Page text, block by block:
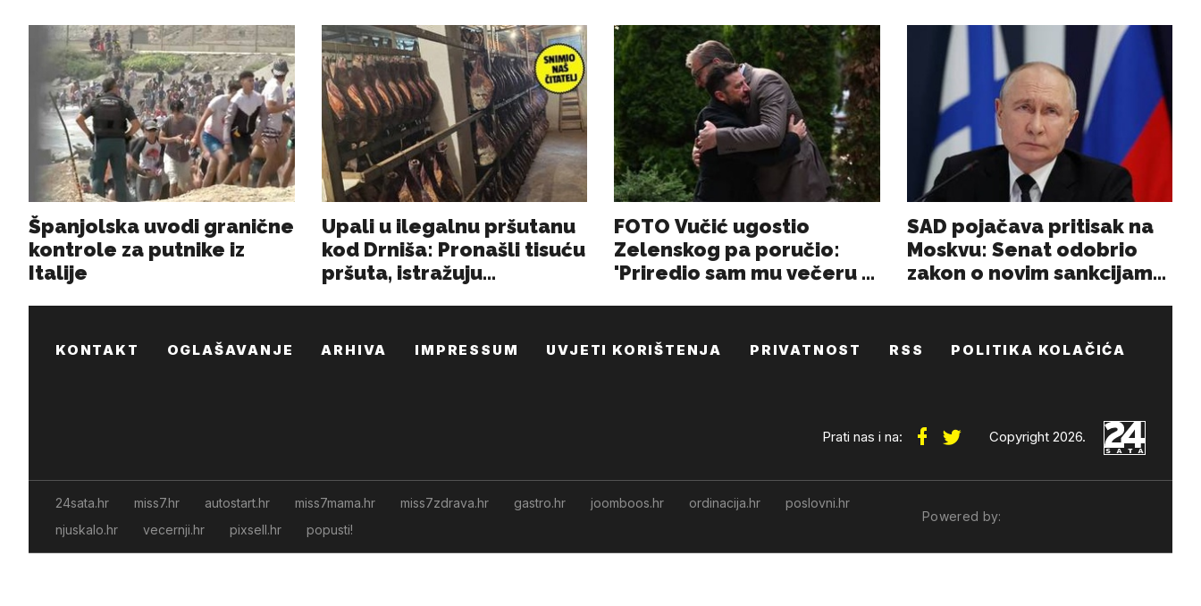
KONTAKT OGLAŠAVANJE ARHIVA IMPRESSUM UVJETI KORIŠTENJA PRIVATNOST RSS POLITIKA KOLAČIĆA
Prati nas i na: Copyright 2026.
24sata.hr miss7.hr autostart.hr miss7mama.hr miss7zdrava.hr gastro.hr joomboos.hr ordinacija.hr
poslovni.hr
njuskalo.hr
vecernji.hr pixsell.hr popusti!
Powered by: